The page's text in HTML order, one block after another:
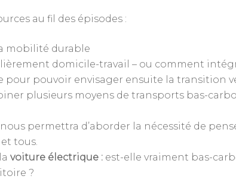
au fil des épisodes :
mobilité durable
domicile-travail – ou comment
pouvoir envisager ensuite la transition
plusieurs moyens de transports bas-
permettra d’aborder la nécessité de
tous.
voiture électrique : est-elle vraiment bas-
?